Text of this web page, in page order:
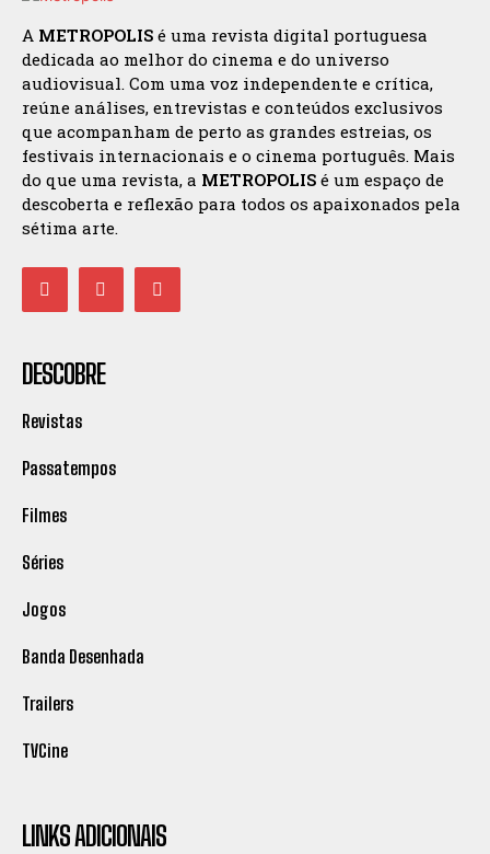
A METROPOLIS é uma revista digital portuguesa
dedicada ao melhor do cinema e do universo
audiovisual. Com uma voz independente e crítica,
reúne análises, entrevistas e conteúdos exclusivos
que acompanham de perto as grandes estreias, os
festivais internacionais e o cinema português. Mais
do que uma revista, a METROPOLIS é um espaço de
descoberta e reflexão para todos os apaixonados pela
sétima arte.
DESCOBRE
Revistas
Passatempos
Filmes
Séries
Jogos
Banda Desenhada
Trailers
TVCine
LINKS ADICIONAIS